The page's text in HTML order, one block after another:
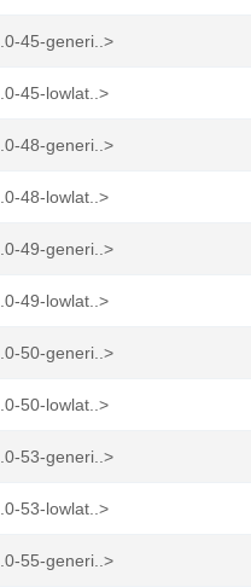
45-generi..>
45-lowlat..>
48-generi..>
48-lowlat..>
49-generi..>
49-lowlat..>
50-generi..>
50-lowlat..>
53-generi..>
53-lowlat..>
55-generi..>